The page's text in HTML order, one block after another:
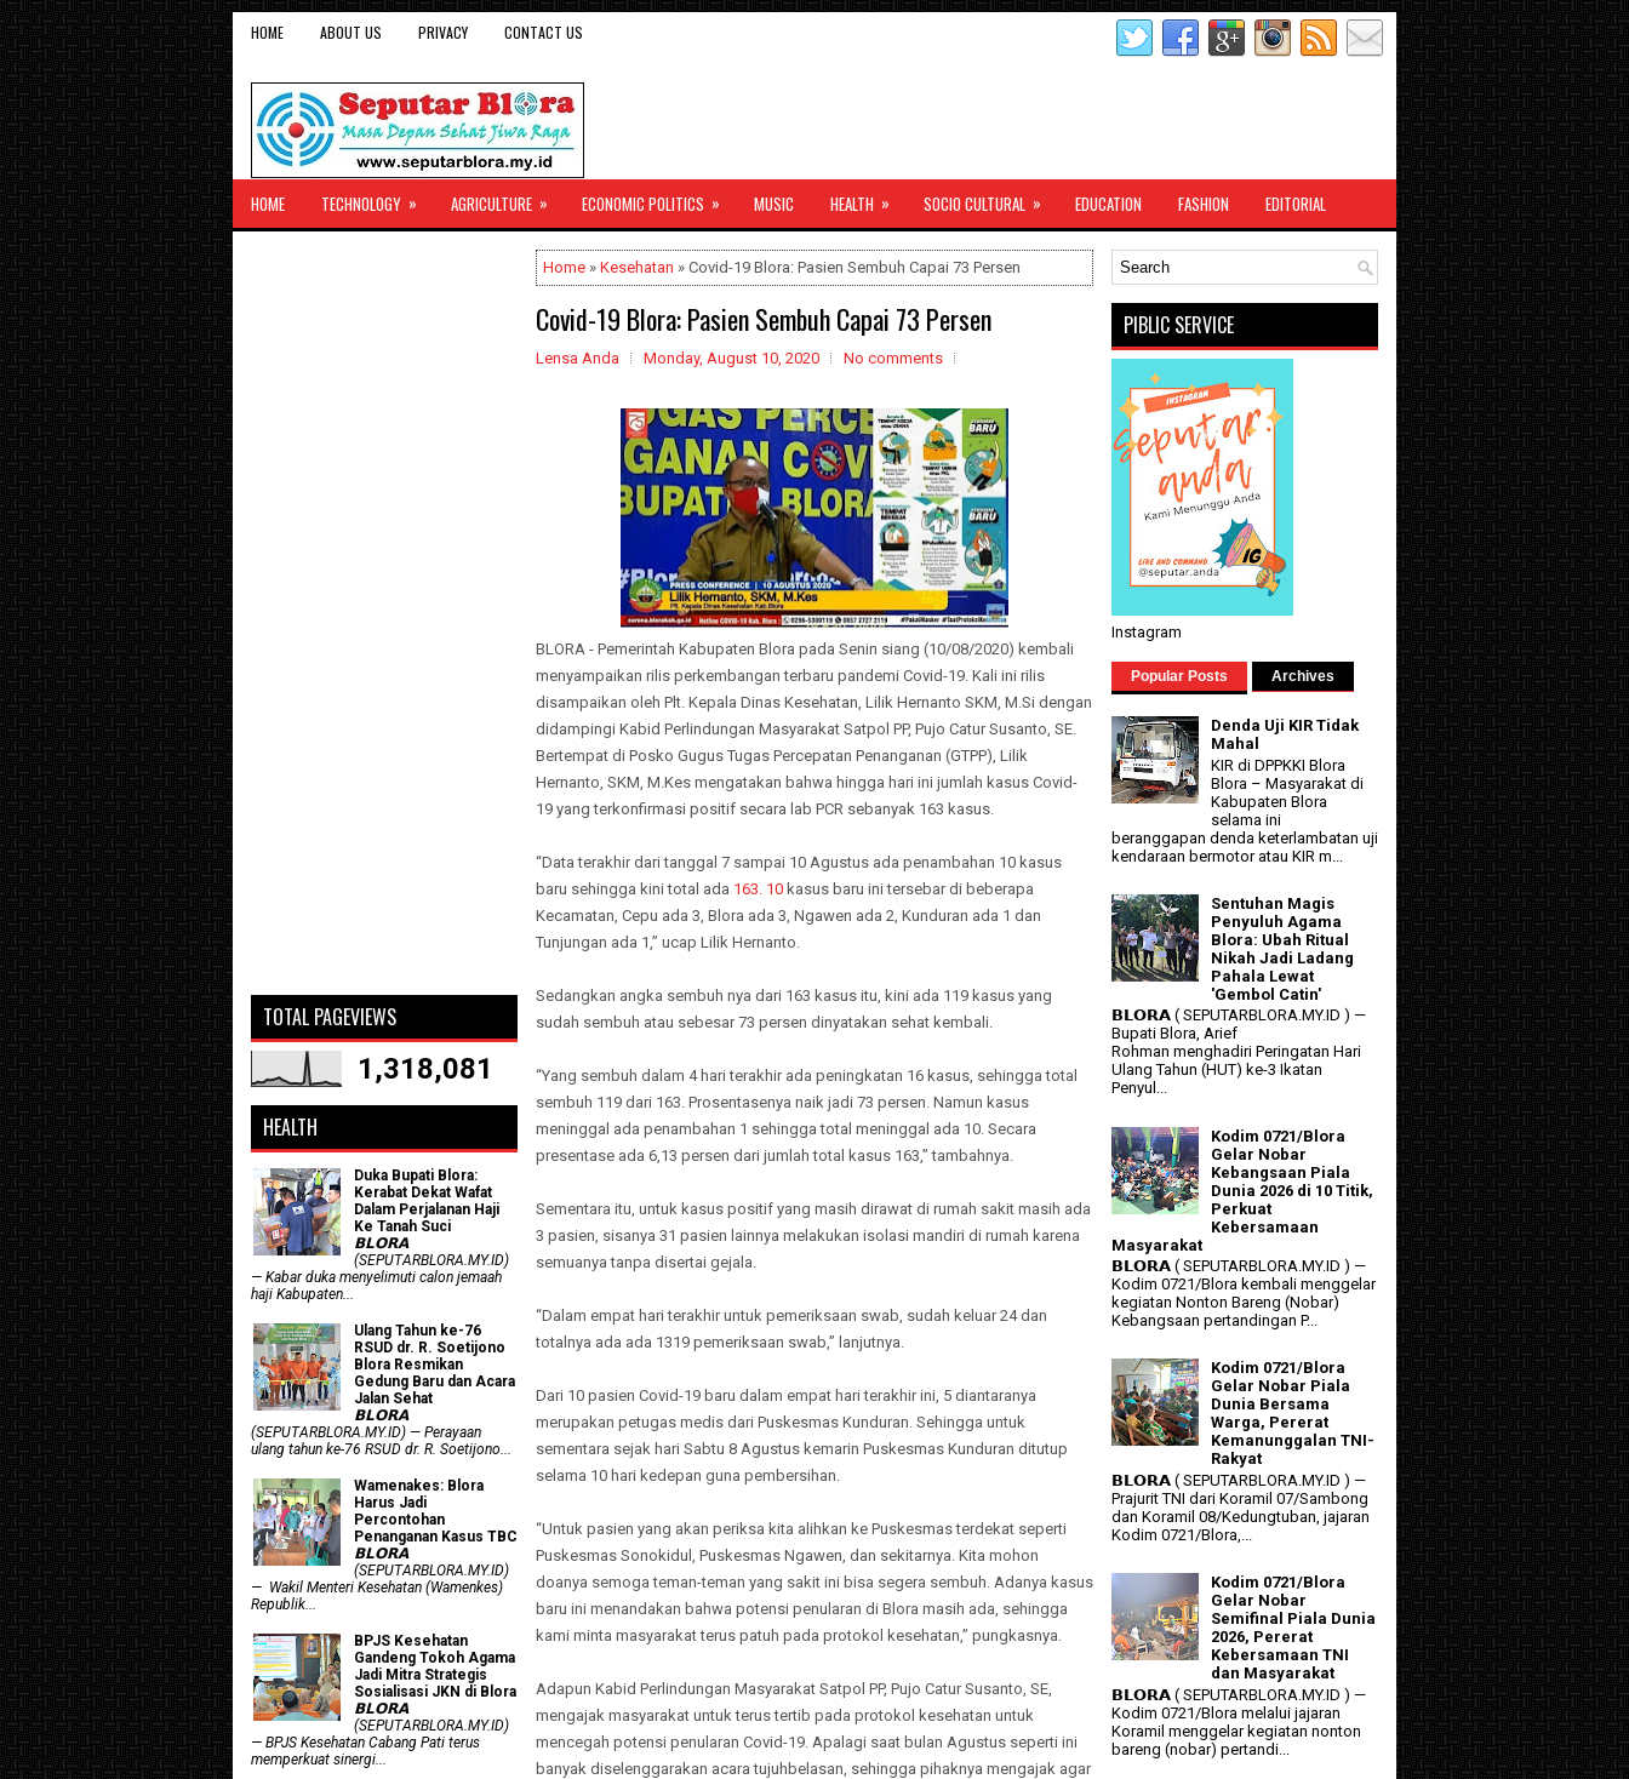
HOME ABOUT US PRIVACY CONTACT US
HOME TECHNOLOGY » AGRICULTURE » ECONOMIC POLITICS » MUSIC HEALTH » SOCIO CULTURAL » EDUCATION FASHION EDITORIAL
Home » Kesehatan » Covid-19 Blora: Pasien Sembuh Capai 73 Persen
Covid-19 Blora: Pasien Sembuh Capai 73 Persen
Lensa Anda Monday, August 10, 2020 No comments
BLORA - Pemerintah Kabupaten Blora pada Senin siang (10/08/2020) kembali
menyampaikan rilis perkembangan terbaru pandemi Covid-19. Kali ini rilis
disampaikan oleh Plt. Kepala Dinas Kesehatan, Lilik Hernanto SKM, M.Si dengan
didampingi Kabid Perlindungan Masyarakat Satpol PP, Pujo Catur Susanto, SE.
Bertempat di Posko Gugus Tugas Percepatan Penanganan (GTPP), Lilik
Hernanto, SKM, M.Kes mengatakan bahwa hingga hari ini jumlah kasus Covid-
19 yang terkonfirmasi positif secara lab PCR sebanyak 163 kasus.
“Data terakhir dari tanggal 7 sampai 10 Agustus ada penambahan 10 kasus
baru sehingga kini total ada 163. 10 kasus baru ini tersebar di beberapa
Kecamatan, Cepu ada 3, Blora ada 3, Ngawen ada 2, Kunduran ada 1 dan
Tunjungan ada 1,” ucap Lilik Hernanto.
Sedangkan angka sembuh nya dari 163 kasus itu, kini ada 119 kasus yang
sudah sembuh atau sebesar 73 persen dinyatakan sehat kembali.
“Yang sembuh dalam 4 hari terakhir ada peningkatan 16 kasus, sehingga total
sembuh 119 dari 163. Prosentasenya naik jadi 73 persen. Namun kasus
meninggal ada penambahan 1 sehingga total meninggal ada 10. Secara
presentase ada 6,13 persen dari jumlah total kasus 163,” tambahnya.
Sementara itu, untuk kasus positif yang masih dirawat di rumah sakit masih ada
3 pasien, sisanya 31 pasien lainnya melakukan isolasi mandiri di rumah karena
semuanya tanpa disertai gejala.
“Dalam empat hari terakhir untuk pemeriksaan swab, sudah keluar 24 dan
totalnya ada ada 1319 pemeriksaan swab,” lanjutnya.
Dari 10 pasien Covid-19 baru dalam empat hari terakhir ini, 5 diantaranya
merupakan petugas medis dari Puskesmas Kunduran. Sehingga untuk
sementara sejak hari Sabtu 8 Agustus kemarin Puskesmas Kunduran ditutup
selama 10 hari kedepan guna pembersihan.
“Untuk pasien yang akan periksa kita alihkan ke Puskesmas terdekat seperti
Puskesmas Sonokidul, Puskesmas Ngawen, dan sekitarnya. Kita mohon
doanya semoga teman-teman yang sakit ini bisa segera sembuh. Adanya kasus
baru ini menandakan bahwa potensi penularan di Blora masih ada, sehingga
kami minta masyarakat terus patuh pada protokol kesehatan,” pungkasnya.
Adapun Kabid Perlindungan Masyarakat Satpol PP, Pujo Catur Susanto, SE,
mengajak masyarakat untuk terus tertib pada protokol kesehatan untuk
mencegah potensi penularan Covid-19. Apalagi saat bulan Agustus seperti ini
banyak diselenggarakan acara tujuhbelasan, sehingga pihaknya mengajak agar
TOTAL PAGEVIEWS
1,318,081
HEALTH
Duka Bupati Blora:
Kerabat Dekat Wafat
Dalam Perjalanan Haji
Ke Tanah Suci
𝗕𝗟𝗢𝗥𝗔
(SEPUTARBLORA.MY.ID)
— Kabar duka menyelimuti calon jemaah
haji Kabupaten...
Ulang Tahun ke-76
RSUD dr. R. Soetijono
Blora Resmikan
Gedung Baru dan Acara
Jalan Sehat
𝗕𝗟𝗢𝗥𝗔
(SEPUTARBLORA.MY.ID) — Perayaan
ulang tahun ke-76 RSUD dr. R. Soetijono...
Wamenakes: Blora
Harus Jadi
Percontohan
Penanganan Kasus TBC
𝗕𝗟𝗢𝗥𝗔
(SEPUTARBLORA.MY.ID)
— Wakil Menteri Kesehatan (Wamenkes)
Republik...
BPJS Kesehatan
Gandeng Tokoh Agama
Jadi Mitra Strategis
Sosialisasi JKN di Blora
𝗕𝗟𝗢𝗥𝗔
(SEPUTARBLORA.MY.ID)
— BPJS Kesehatan Cabang Pati terus
memperkuat sinergi...
PIBLIC SERVICE
Instagram
Popular Posts Archives
Denda Uji KIR Tidak
Mahal
KIR di DPPKKI Blora
Blora – Masyarakat di
Kabupaten Blora
selama ini
beranggapan denda keterlambatan uji
kendaraan bermotor atau KIR m...
Sentuhan Magis
Penyuluh Agama
Blora: Ubah Ritual
Nikah Jadi Ladang
Pahala Lewat
'Gembol Catin'
𝗕𝗟𝗢𝗥𝗔 ( SEPUTARBLORA.MY.ID ) —
Bupati Blora, Arief
Rohman menghadiri Peringatan Hari
Ulang Tahun (HUT) ke-3 Ikatan
Penyul...
Kodim 0721/Blora
Gelar Nobar
Kebangsaan Piala
Dunia 2026 di 10 Titik,
Perkuat
Kebersamaan
Masyarakat
𝗕𝗟𝗢𝗥𝗔 ( SEPUTARBLORA.MY.ID ) —
Kodim 0721/Blora kembali menggelar
kegiatan Nonton Bareng (Nobar)
Kebangsaan pertandingan P...
Kodim 0721/Blora
Gelar Nobar Piala
Dunia Bersama
Warga, Pererat
Kemanunggalan TNI-
Rakyat
𝗕𝗟𝗢𝗥𝗔 ( SEPUTARBLORA.MY.ID ) —
Prajurit TNI dari Koramil 07/Sambong
dan Koramil 08/Kedungtuban, jajaran
Kodim 0721/Blora,...
Kodim 0721/Blora
Gelar Nobar
Semifinal Piala Dunia
2026, Pererat
Kebersamaan TNI
dan Masyarakat
𝗕𝗟𝗢𝗥𝗔 ( SEPUTARBLORA.MY.ID ) —
Kodim 0721/Blora melalui jajaran
Koramil menggelar kegiatan nonton
bareng (nobar) pertandi...